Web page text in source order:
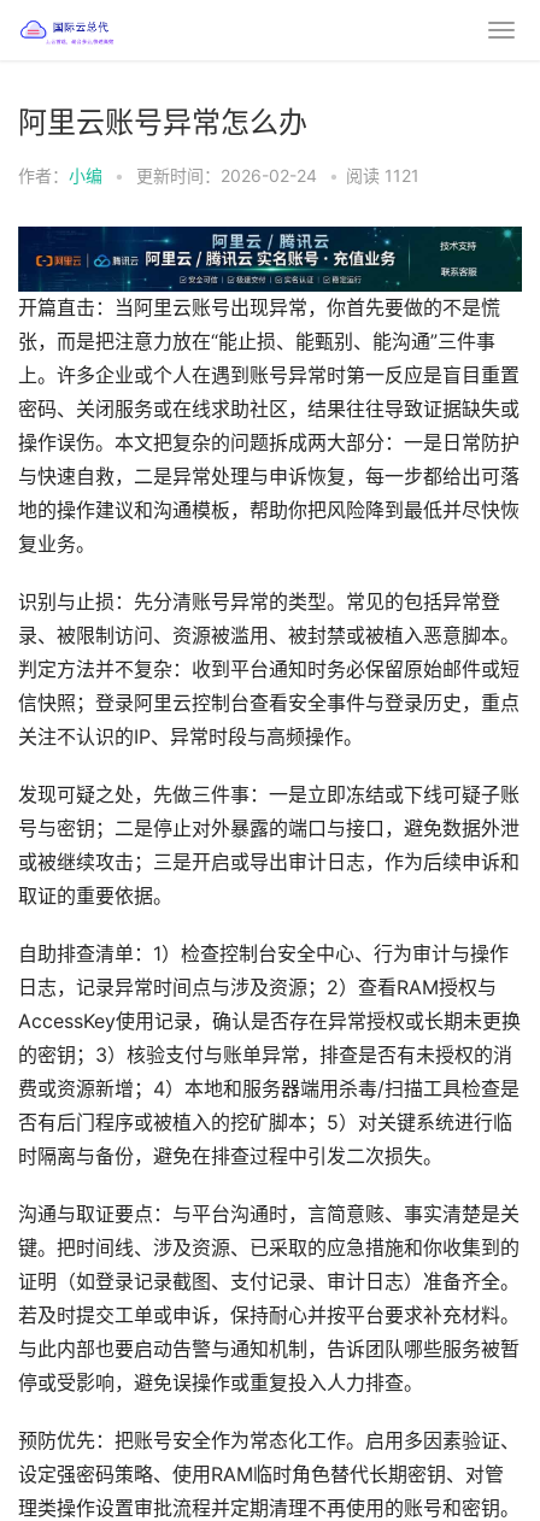
阿里云账号异常怎么办
作者： 小编 • 更新时间：2026-02-24 • 阅读 1121
开篇直击：当阿里云账号出现异常，你首先要做的不是慌
张，而是把注意力放在“能止损、能甄别、能沟通”三件事
上。许多企业或个人在遇到账号异常时第一反应是盲目重置
密码、关闭服务或在线求助社区，结果往往导致证据缺失或
操作误伤。本文把复杂的问题拆成两大部分：一是日常防护
与快速自救，二是异常处理与申诉恢复，每一步都给出可落
地的操作建议和沟通模板，帮助你把风险降到最低并尽快恢
复业务。
识别与止损：先分清账号异常的类型。常见的包括异常登
录、被限制访问、资源被滥用、被封禁或被植入恶意脚本。
判定方法并不复杂：收到平台通知时务必保留原始邮件或短
信快照；登录阿里云控制台查看安全事件与登录历史，重点
关注不认识的IP、异常时段与高频操作。
发现可疑之处，先做三件事：一是立即冻结或下线可疑子账
号与密钥；二是停止对外暴露的端口与接口，避免数据外泄
或被继续攻击；三是开启或导出审计日志，作为后续申诉和
取证的重要依据。
自助排查清单：1）检查控制台安全中心、行为审计与操作
日志，记录异常时间点与涉及资源；2）查看RAM授权与
AccessKey使用记录，确认是否存在异常授权或长期未更换
的密钥；3）核验支付与账单异常，排查是否有未授权的消
费或资源新增；4）本地和服务器端用杀毒/扫描工具检查是
否有后门程序或被植入的挖矿脚本；5）对关键系统进行临
时隔离与备份，避免在排查过程中引发二次损失。
沟通与取证要点：与平台沟通时，言简意赅、事实清楚是关
键。把时间线、涉及资源、已采取的应急措施和你收集到的
证明（如登录记录截图、支付记录、审计日志）准备齐全。
若及时提交工单或申诉，保持耐心并按平台要求补充材料。
与此内部也要启动告警与通知机制，告诉团队哪些服务被暂
停或受影响，避免误操作或重复投入人力排查。
预防优先：把账号安全作为常态化工作。启用多因素验证、
设定强密码策略、使用RAM临时角色替代长期密钥、对管
理类操作设置审批流程并定期清理不再使用的账号和密钥。